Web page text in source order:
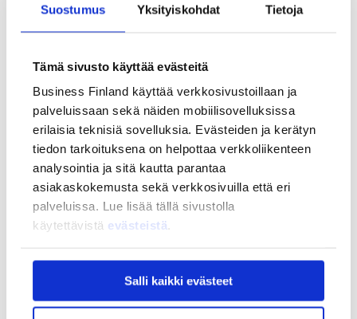
Suostumus Yksityiskohdat Tietoja
Tämä sivusto käyttää evästeitä
Business Finland käyttää verkkosivustoillaan ja
palveluissaan sekä näiden mobiilisovelluksissa
erilaisia teknisiä sovelluksia. Evästeiden ja kerätyn
tiedon tarkoituksena on helpottaa verkkoliikenteen
analysointia ja sitä kautta parantaa
asiakaskokemusta sekä verkkosivuilla että eri
palveluissa. Lue lisää tällä sivustolla
käytettävistä evästeistä.
Salli kaikki evästeet
Business Finlandin strategia 2030
Ajankohtaista
Uutiset
Yhteys ja tuki
Yhteys ja tuki
Yhteystiedot
Asiakaspalvelu
Usein kysytyt kysymykset
Usein kysytyt kysymykset
Rahoituksen asiointipalvelu
BF tunnus
My Business Finland -verkkopalvelu